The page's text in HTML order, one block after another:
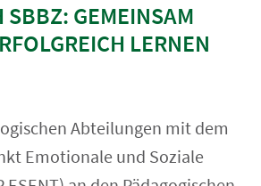
SBBZ: GEMEINSAM
LERNEN
Abteilungen mit dem
Emotionale und Soziale